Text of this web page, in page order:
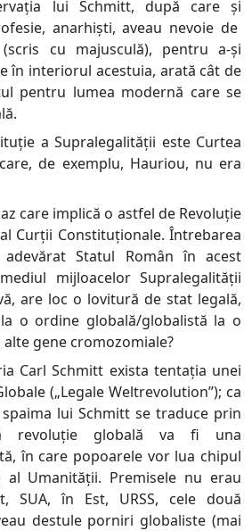
lui Schmitt, după care și
anarhiști, aveau nevoie de
cu majusculă), pentru a-și
în interiorul acestuia, arată cât de
pentru lumea modernă care se
a Supralegalității este Curtea
de exemplu, Hauriou, nu era
care implică o astfel de Revoluție
Curții Constituționale. Întrebarea
Statul Român în acest
mijloacelor Supralegalității
are loc o lovitură de stat legală,
o ordine globală/globalistă la o
gene cromozomiale?
Carl Schmitt exista tentația unei
(„Legale Weltrevolution”); ca
lui Schmitt se traduce prin
revoluție globală va fi una
în care popoarele vor lua chipul
Umanității. Premisele nu erau
SUA, în Est, URSS, cele două
destule porniri globaliste (mai